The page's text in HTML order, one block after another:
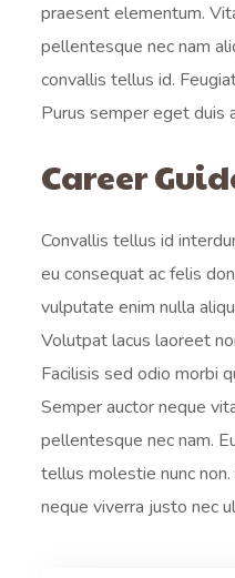
praesent elementum.
pellentesque nec nam
convallis tellus id.
Purus semper eget duis
Career
Convallis tellus id
eu consequat ac felis
vulputate enim nulla
Volutpat lacus laoreet
Facilisis sed odio morbi
Semper auctor neque
pellentesque nec nam.
tellus molestie nunc
neque viverra justo nec